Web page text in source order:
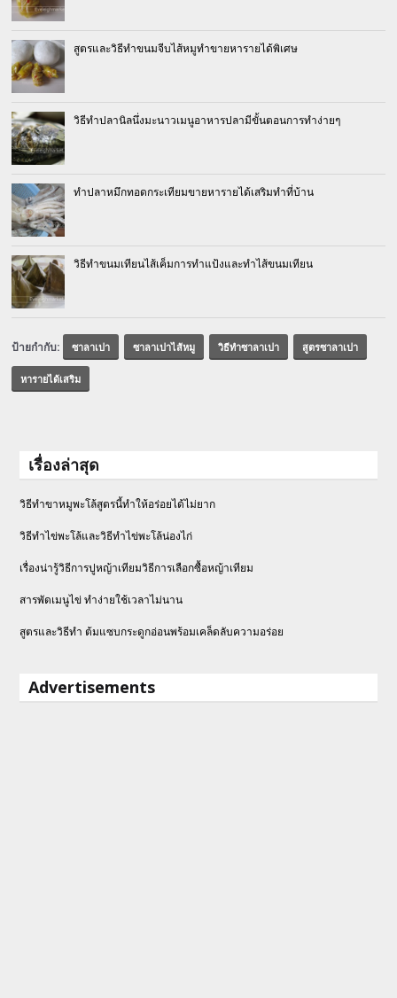
สูตรและวิธีทำขนมจีบไส้หมูทำขายหารายได้พิเศษ
วิธีทำปลานิลนึ่งมะนาวเมนูอาหารปลามีขั้นตอนการทำง่ายๆ
ทำปลาหมึกทอดกระเทียมขายหารายได้เสริมทำที่บ้าน
วิธีทำขนมเทียนไส้เค็มการทำแป้งและทำไส้ขนมเทียน
ป้ายกำกับ: ซาลาเปา ซาลาเปาไส้หมู วิธีทำซาลาเปา สูตรซาลาเปา
หารายได้เสริม
เรื่องล่าสุด
วิธีทำขาหมูพะโล้สูตรนี้ทำให้อร่อยได้ไม่ยาก
วิธีทําไข่พะโล้และวิธีทำไข่พะโล้น่องไก่
เรื่องน่ารู้วิธีการปูหญ้าเทียมวิธีการเลือกซื้อหญ้าเทียม
สารพัดเมนูไข่ ทำง่ายใช้เวลาไม่นาน
สูตรและวิธีทำ ต้มแซบกระดูกอ่อนพร้อมเคล็ดลับความอร่อย
Advertisements